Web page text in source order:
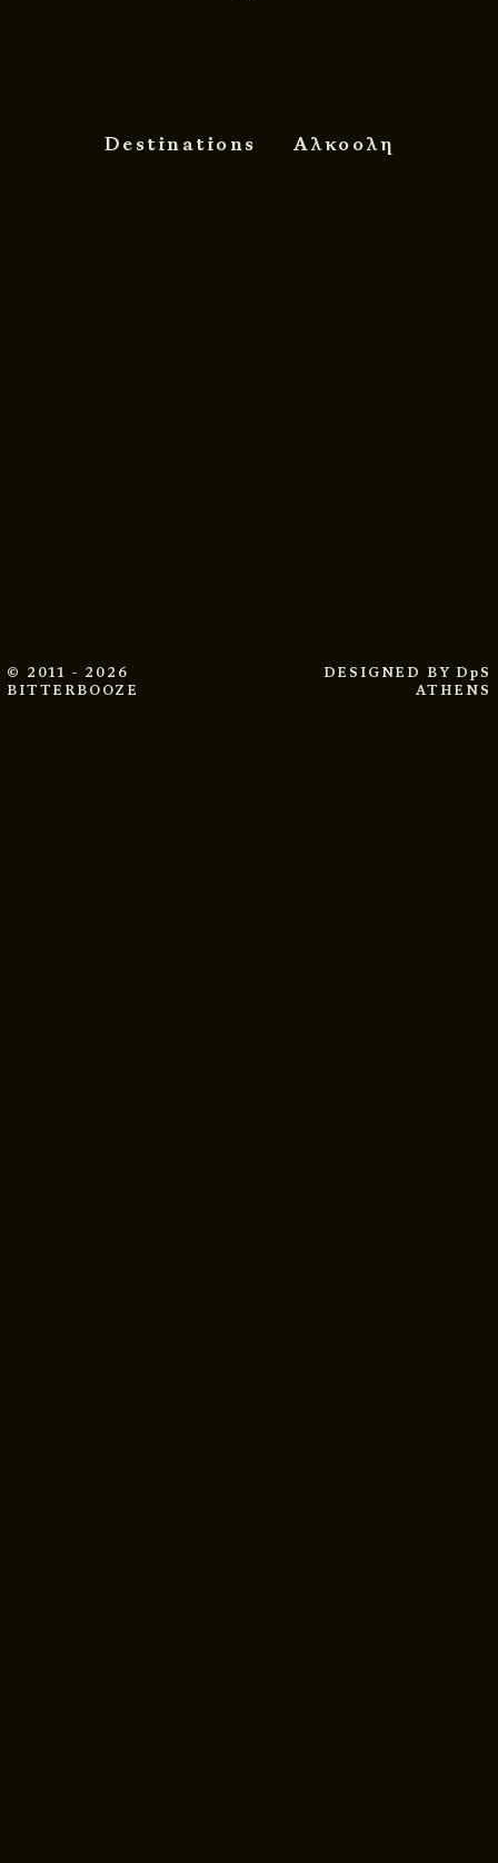
Destinations Αλκοολη
© 2011 - 2026
BITTERBOOZE
DESIGNED BY DpS
ATHENS